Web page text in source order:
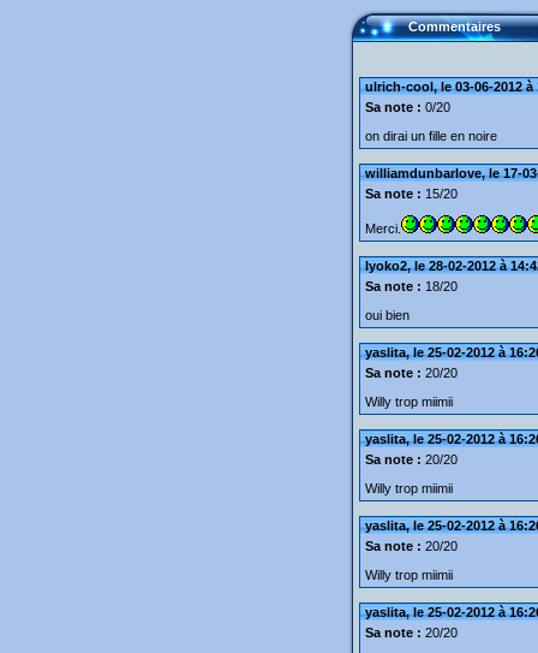
Commentaires
ulrich-cool, le 03-06-2012 à
Sa note : 0/20
on dirai un fille en noire
williamdunbarlove, le 17-
Sa note : 15/20
Merci.
lyoko2, le 28-02-2012 à
Sa note : 18/20
oui bien
yaslita, le 25-02-2012 à
Sa note : 20/20
Willy trop miimii
yaslita, le 25-02-2012 à
Sa note : 20/20
Willy trop miimii
yaslita, le 25-02-2012 à
Sa note : 20/20
Willy trop miimii
yaslita, le 25-02-2012 à
Sa note : 20/20